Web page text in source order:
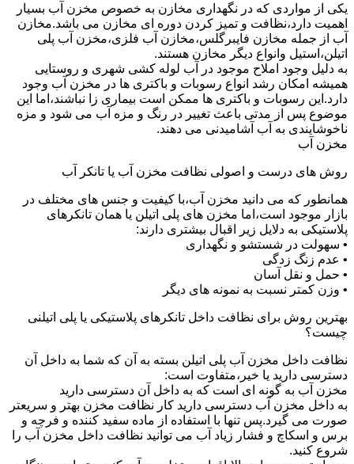
یکی از مواردی که در نگهداری مخازن به خصوص مخزن آب بسیار
اهمیت دارد،نظافت و تمیز کردن دوره ای مخازن می باشد.مخازن
آب از جمله مخازن فایبرگلس،مخازن آب فلزی،مخزن آب پلی
اتیلن،استیل وانواع دیگر مخازن هستند.
به دلیل وجود املاح موجود در آب لوله کشی شهری و روستایی
همیشه امکان رشد انواع رسوبات و باکتری ها در مخزن آب وجود
دارد.این رسوبات و باکتری ها ممکن است بیماری زا نباشند،اما این
موضوع پس از مدتی باعث تغییر در رنگ و مزه آب می شود و مزه
ناخوشایندی به آب آشامیدنی می دهند.
مخزن آب
روش های درست و اصولی نظافت مخزن آب یا تانکر آب
همانطور که می دانید مخزن آب،با کیفیت و جنس های مختلف در
بازار موجود است،اما مخزن های پلی اتیلن یا همان تانکرهای
پلاستیکی به دلایل زیر اقبال بیشتری دارند:
• سهولت در شستشو و نگهداری
• عدم زنگ زدگی
• حمل و نقل آسان
• وزن کمتر نسبت به نمونه های دیگر
بهترین روش برای نظافت داخل تانکرهای پلاستیکی یا پلی اتیلنی
چیست؟
نظافت داخل مخزن آب پلی اتیلن بسته به آن که شما به داخل آن
دسترسی دارید یا خیر،متفاوت است:
مخزن آب به گونه ای است که به داخل آن دسترسی دارید
به داخل مخزن آب دسترسی دارید کار نظافت مخزن بهتر و سریعتر
صورت می گیرد.پس تنها با استفاده از ماده سفید کننده و فرچه و
برس و اسکاچ و فشار زیاد آب می توانید نظافت داخل مخزن آب را
شروع کنید.